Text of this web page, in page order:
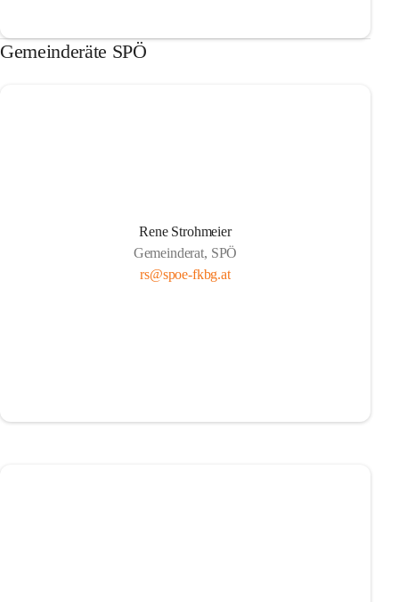
Gemeinderäte SPÖ
Rene Strohmeier
Gemeinderat, SPÖ
rs@spoe-fkbg.at